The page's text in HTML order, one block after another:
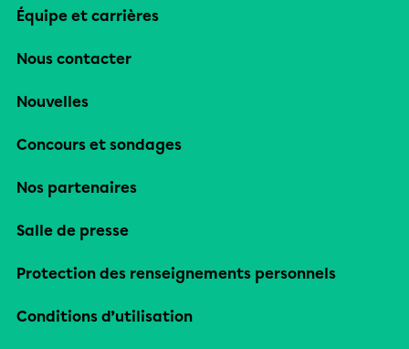
Équipe et carrières
Nous contacter
Nouvelles
Concours et sondages
Nos partenaires
Salle de presse
Protection des renseignements personnels
Conditions d’utilisation